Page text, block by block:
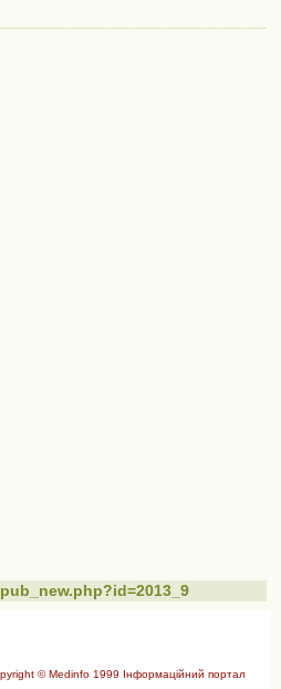
© Medinfo 1999 Інформаційний портал